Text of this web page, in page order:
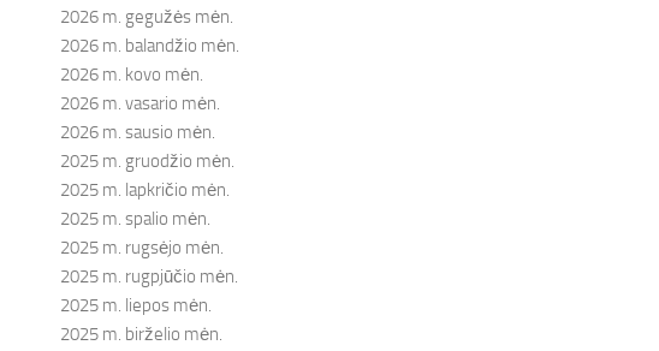
2026 m. gegužės mėn.
2026 m. balandžio mėn.
2026 m. kovo mėn.
2026 m. vasario mėn.
2026 m. sausio mėn.
2025 m. gruodžio mėn.
2025 m. lapkričio mėn.
2025 m. spalio mėn.
2025 m. rugsėjo mėn.
2025 m. rugpjūčio mėn.
2025 m. liepos mėn.
2025 m. birželio mėn.